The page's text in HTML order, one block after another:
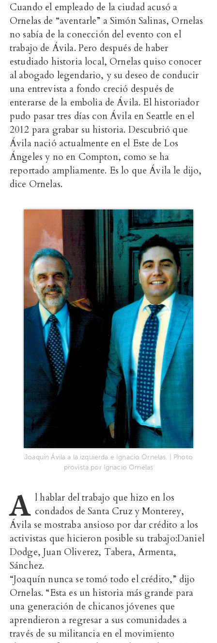
Cuando el empleado de la ciudad acusó a
Ornelas de “aventarle” a Simón Salinas, Ornelas
no sabía de la conección del evento con el
trabajo de Ávila. Pero después de haber
estudiado historia local, Ornelas quiso conocer
al abogado legendario, y su deseo de conducir
una entrevista a fondo creció después de
enterarse de la embolia de Ávila. El historiador
pudo pasar tres días con Ávila en Seattle en el
2012 para grabar su historia. Descubrió que
Ávila nació actualmente en el Este de Los
Ángeles y no en Compton, como se ha
reportado ampliamente. Es lo que Ávila le dijo,
dice Ornelas.
Joaquín Ávila a la izquierda e Ignacio Ornelas. | Photo
provista por Ignacio Ornelas
A l hablar del trabajo que hizo en los
condados de Santa Cruz y Monterey,
Ávila se mostraba ansioso por dar crédito a los
activistas que hicieron posible su trabajo:Daniel
Dodge, Juan Oliverez, Tabera, Armenta,
Sánchez.
“Joaquín nunca se tomó todo el crédito,” dijo
Ornelas. “Esta es un historia más grande para
una generación de chicanos jóvenes que
aprendieron a regresar a sus comunidades a
través de su militancia en el movimiento